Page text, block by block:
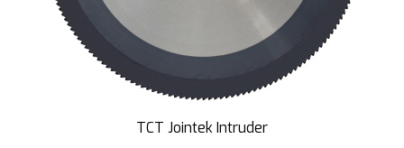
TCT Jointek Intruder